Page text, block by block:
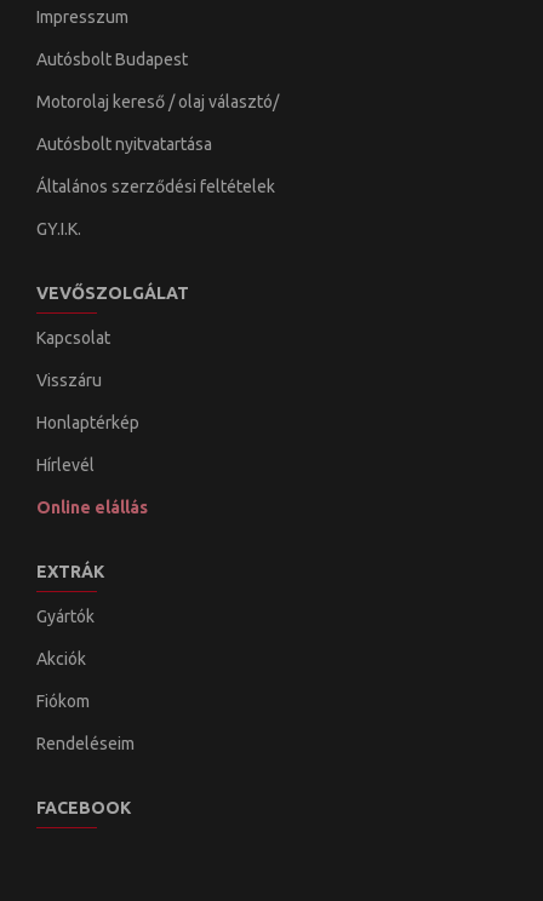
Impresszum
Autósbolt Budapest
Motorolaj kereső / olaj választó/
Autósbolt nyitvatartása
Általános szerződési feltételek
GY.I.K.
VEVŐSZOLGÁLAT
Kapcsolat
Visszáru
Honlaptérkép
Hírlevél
Online elállás
EXTRÁK
Gyártók
Akciók
Fiókom
Rendeléseim
FACEBOOK